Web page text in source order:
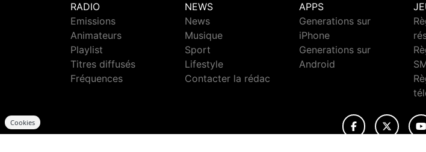
RADIO
Emissions
Animateurs
Playlist
Titres diffusés
Fréquences
NEWS
News
Musique
Sport
Lifestyle
Contacter la rédac
APPS
Generations sur
iPhone
Generations sur
Android
Cookies